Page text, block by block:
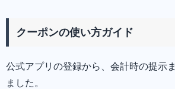
クーポンの使い方ガイド
公式アプリの登録から、会計時の提示
ました。